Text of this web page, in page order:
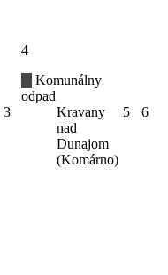
3
4
Komunálny
odpad
Kravany
nad
Dunajom
(Komárno)
5 6